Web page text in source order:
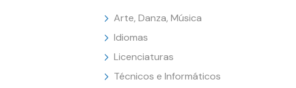
Arte, Danza, Música
Idiomas
Licenciaturas
Técnicos e Informáticos